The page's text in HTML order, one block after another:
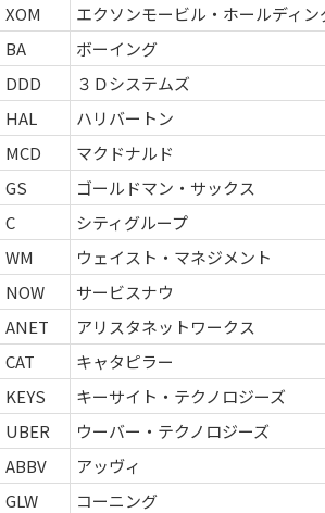
XOM
エクソンモービル・ホールディン
BA
ボーイング
DDD
３Ｄシステムズ
HAL
ハリバートン
MCD
マクドナルド
GS
ゴールドマン・サックス
C
シティグループ
WM
ウェイスト・マネジメント
NOW
サービスナウ
ANET
アリスタネットワークス
CAT
キャタピラー
KEYS
キーサイト・テクノロジーズ
UBER
ウーバー・テクノロジーズ
ABBV
アッヴィ
GLW
コーニング